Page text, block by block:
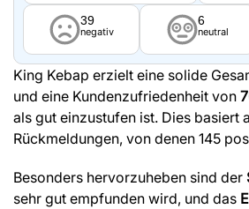
39
negativ
6
neutral
King Kebap erzielt eine solide
und eine Kundenzufriedenheit von
als gut einzustufen ist. Dies basiert
Rückmeldungen, von denen 145
Besonders hervorzuheben sind der
sehr gut empfunden wird, und das